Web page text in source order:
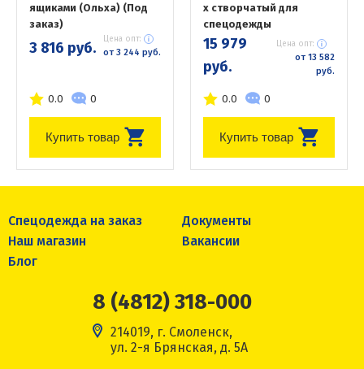
ящиками (Ольха) (Под
заказ)
3 816 руб. Цена опт:
от 3 244 руб.
0.0 0
Купить товар
х створчатый для
спецодежды
15 979
руб.
Цена опт:
от 13 582
руб.
0.0 0
Купить товар
Спецодежда на заказ
Документы
Наш магазин
Вакансии
Блог
8 (4812) 318-000
214019, г. Смоленск,
ул. 2-я Брянская, д. 5А